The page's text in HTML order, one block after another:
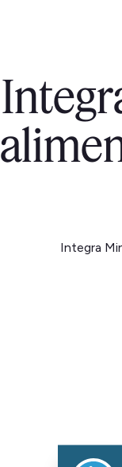
Integra